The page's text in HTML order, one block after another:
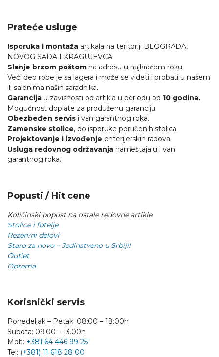
Prateće usluge
Isporuka i montaža artikala na teritoriji BEOGRADA,
NOVOG SADA I KRAGUJEVCA.
Slanje brzom poštom na adresu u najkraćem roku.
Veći deo robe je sa lagera i može se videti i probati u našem
ili salonima naših saradnika.
Garancija u zavisnosti od artikla u periodu od 10 godina.
Mogućnost doplate za produženu garanciju.
Obezbeđen servis i van garantnog roka.
Zamenske stolice, do isporuke poručenih stolica.
Projektovanje i izvođenje enterijerskih radova.
Usluga redovnog održavanja nameštaja u i van
garantnog roka.
Popusti / Hit cene
Količinski popust na ostale redovne artikle
Stolice i fotelje
Rezervni delovi
Staro za novo – Jedinstveno u Srbiji!
Outlet
Oprema
Korisnički servis
Ponedeljak – Petak: 08:00 – 18:00h
Subota: 09.00 – 13.00h
Mob: +381 64 446 99 25
Tel: (+381) 11 618 28 00